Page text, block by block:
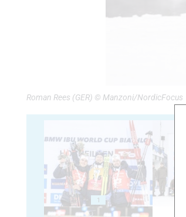
Roman Rees (GER) © Manzoni/NordicFocus
1